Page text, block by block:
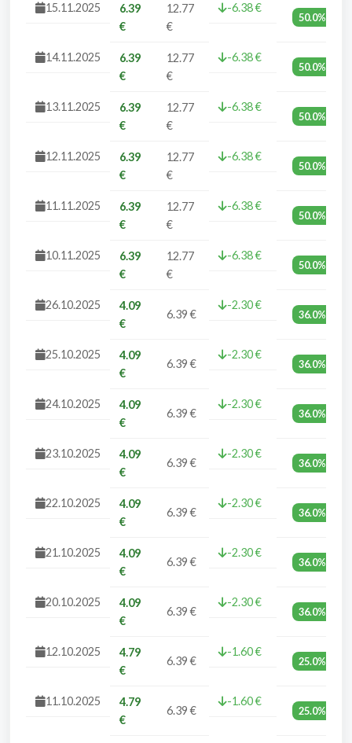
15.11.2025
6.39
€
12.77
€
-6.38 €
50.0%
14.11.2025
6.39
€
12.77
€
-6.38 €
50.0%
13.11.2025
6.39
€
12.77
€
-6.38 €
50.0%
12.11.2025
6.39
€
12.77
€
-6.38 €
50.0%
11.11.2025
6.39
€
12.77
€
-6.38 €
50.0%
10.11.2025
6.39
€
12.77
€
-6.38 €
50.0%
26.10.2025
4.09
€
6.39 €
-2.30 €
36.0%
25.10.2025
4.09
€
6.39 €
-2.30 €
36.0%
24.10.2025
4.09
€
6.39 €
-2.30 €
36.0%
23.10.2025
4.09
€
6.39 €
-2.30 €
36.0%
22.10.2025
4.09
€
6.39 €
-2.30 €
36.0%
21.10.2025
4.09
€
6.39 €
-2.30 €
36.0%
20.10.2025
4.09
€
6.39 €
-2.30 €
36.0%
12.10.2025
4.79
€
6.39 €
-1.60 €
25.0%
11.10.2025
4.79
€
6.39 €
-1.60 €
25.0%